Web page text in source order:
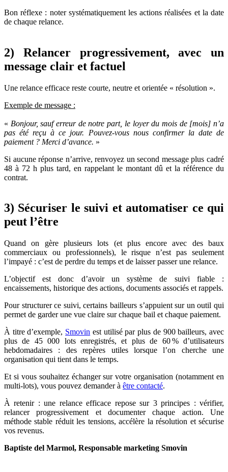
Bon réflexe : noter systématiquement les actions réalisées et la date
de chaque relance.
2) Relancer progressivement, avec un
message clair et factuel
Une relance efficace reste courte, neutre et orientée « résolution ».
Exemple de message :
« Bonjour, sauf erreur de notre part, le loyer du mois de [mois] n’a
pas été reçu à ce jour. Pouvez-vous nous confirmer la date de
paiement ? Merci d’avance. »
Si aucune réponse n’arrive, renvoyez un second message plus cadré
48 à 72 h plus tard, en rappelant le montant dû et la référence du
contrat.
3) Sécuriser le suivi et automatiser ce qui
peut l’être
Quand on gère plusieurs lots (et plus encore avec des baux
commerciaux ou professionnels), le risque n’est pas seulement
l’impayé : c’est de perdre du temps et de laisser passer une relance.
L’objectif est donc d’avoir un système de suivi fiable :
encaissements, historique des actions, documents associés et rappels.
Pour structurer ce suivi, certains bailleurs s’appuient sur un outil qui
permet de garder une vue claire sur chaque bail et chaque paiement.
À titre d’exemple, Smovin est utilisé par plus de 900 bailleurs, avec
plus de 45 000 lots enregistrés, et plus de 60 % d’utilisateurs
hebdomadaires : des repères utiles lorsque l’on cherche une
organisation qui tient dans le temps.
Et si vous souhaitez échanger sur votre organisation (notamment en
multi-lots), vous pouvez demander à être contacté.
À retenir : une relance efficace repose sur 3 principes : vérifier,
relancer progressivement et documenter chaque action. Une
méthode stable réduit les tensions, accélère la résolution et sécurise
vos revenus.
Baptiste del Marmol, Responsable marketing Smovin